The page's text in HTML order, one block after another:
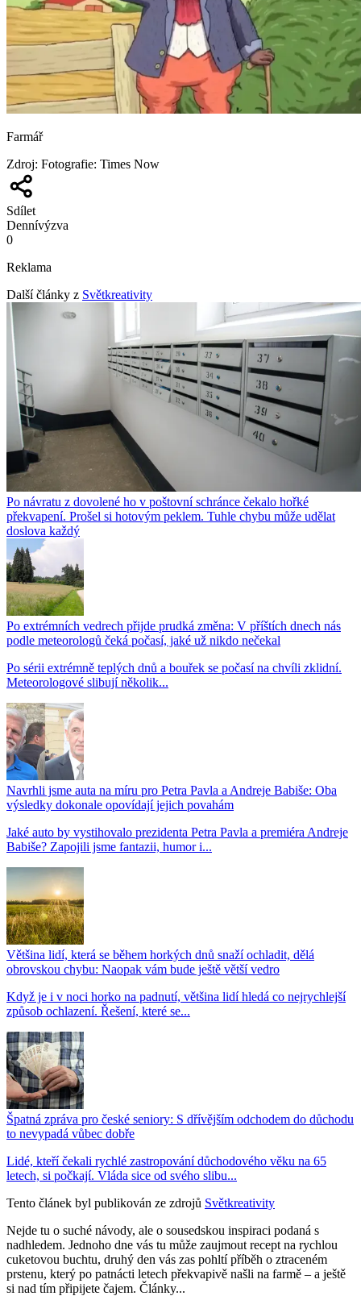
Farmář
Zdroj: Fotografie: Times Now
Sdílet
Dennívýzva
0
Reklama
Další články z Světkreativity
Po návratu z dovolené ho v poštovní schránce čekalo hořké
překvapení. Prošel si hotovým peklem. Tuhle chybu může udělat
doslova každý
Po extrémních vedrech přijde prudká změna: V příštích dnech nás
podle meteorologů čeká počasí, jaké už nikdo nečekal
Po sérii extrémně teplých dnů a bouřek se počasí na chvíli zklidní.
Meteorologové slibují několik...
Navrhli jsme auta na míru pro Petra Pavla a Andreje Babiše: Oba
výsledky dokonale opovídají jejich povahám
Jaké auto by vystihovalo prezidenta Petra Pavla a premiéra Andreje
Babiše? Zapojili jsme fantazii, humor i...
Většina lidí, která se během horkých dnů snaží ochladit, dělá
obrovskou chybu: Naopak vám bude ještě větší vedro
Když je i v noci horko na padnutí, většina lidí hledá co nejrychlejší
způsob ochlazení. Řešení, které se...
Špatná zpráva pro české seniory: S dřívějším odchodem do důchodu
to nevypadá vůbec dobře
Lidé, kteří čekali rychlé zastropování důchodového věku na 65
letech, si počkají. Vláda sice od svého slibu...
Tento článek byl publikován ze zdrojů Světkreativity
Nejde tu o suché návody, ale o sousedskou inspiraci podaná s
nadhledem. Jednoho dne vás tu může zaujmout recept na rychlou
cuketovou buchtu, druhý den vás zas pohltí příběh o ztraceném
prstenu, který po patnácti letech překvapivě našli na farmě – a ještě
si nad tím připijete čajem. Články...